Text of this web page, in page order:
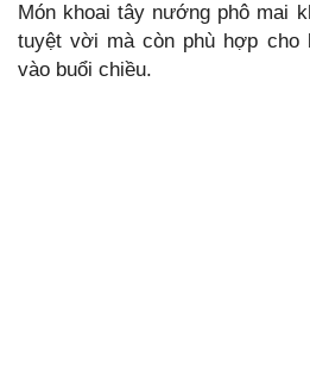
Món khoai tây nướng phô mai
tuyệt vời mà còn phù hợp cho
vào buổi chiều.